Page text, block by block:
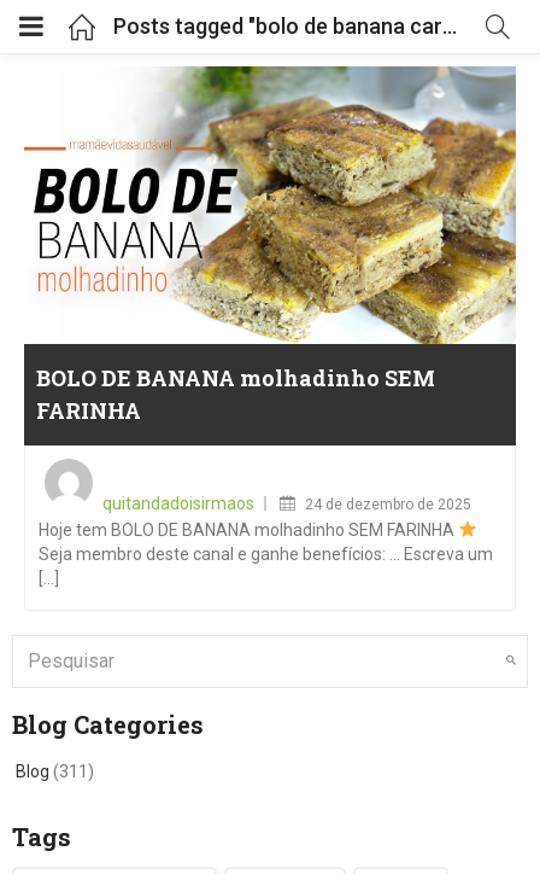
Posts tagged "bolo de banana caramelizada"
BOLO DE BANANA molhadinho SEM
FARINHA
quitandadoisirmaos
24 de dezembro de 2025
Hoje tem BOLO DE BANANA molhadinho SEM FARINHA
Seja membro deste canal e ganhe benefícios: … Escreva um
[...]
Blog Categories
Blog (311)
Tags